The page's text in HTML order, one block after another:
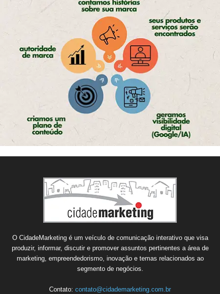
O CidadeMarketing é um veículo de comunicação interativo que visa
produzir, informar, discutir e promover assuntos pertinentes a área de
marketing, empreendedorismo, inovação e temas relacionados ao
segmento de negócios.
Contato: contato@cidademarketing.com.br